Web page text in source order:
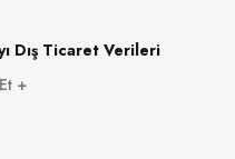
Dış Ticaret Verileri